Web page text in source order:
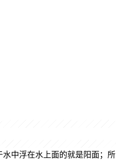
中浮在水上面的就是阳面；所